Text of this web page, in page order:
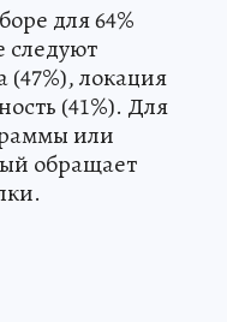
для 64%
(47%), локация
(41%). Для
или
обращает